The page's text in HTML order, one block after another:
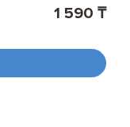
1 590 ₸